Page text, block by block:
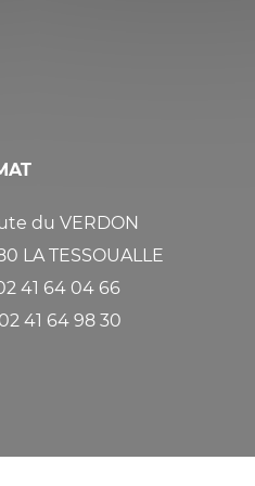
du VERDON
LA TESSOUALLE
41 64 04 66
41 64 98 30